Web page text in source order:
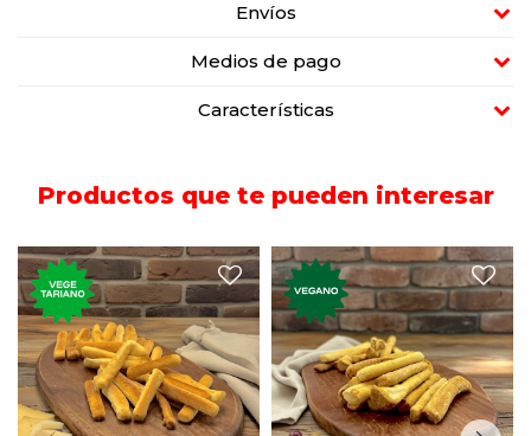
Envíos
Medios de pago
Características
Productos que te pueden interesar
Mini grisines de queso
horneado.
Mini grisines de oliva y ajo.